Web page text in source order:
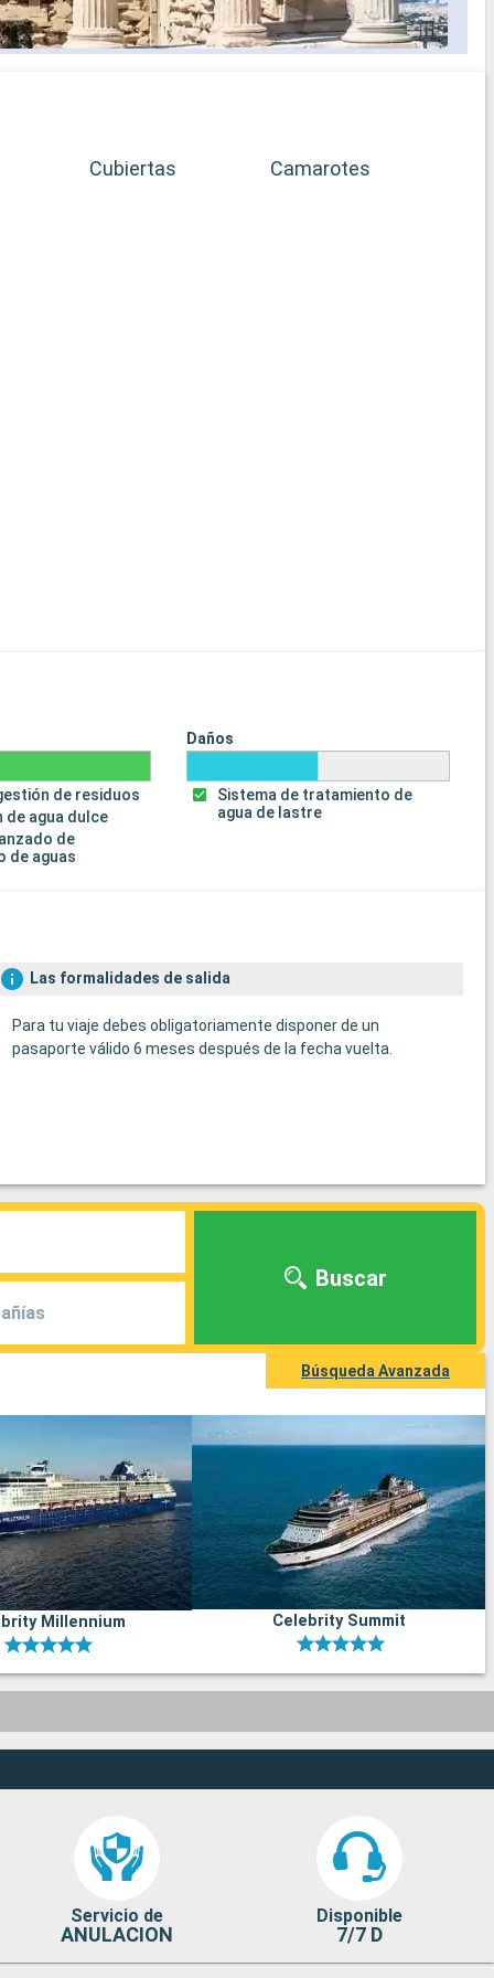
Cubiertas Camarotes
de residuos
de agua dulce
de
de aguas
Daños
Sistema de tratamiento de
agua de lastre
Las formalidades de salida
Para tu viaje debes obligatoriamente disponer de un
pasaporte válido 6 meses después de la fecha vuelta.
Buscar
Búsqueda Avanzada
Millennium Celebrity Summit
Servicio de
ANULACION
Disponible
7/7 D